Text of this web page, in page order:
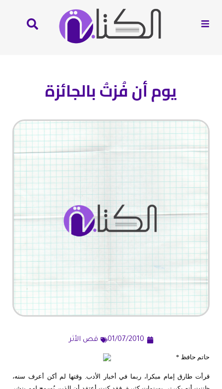
يوم أن فُزتُ بالجائزة
01/07/2010 قص الأثر
حاتم حافظ *
قرأت طارق إمام مبكرا، ربما في أخبار الأدب. وقتها لم أكن أعرف سنه،